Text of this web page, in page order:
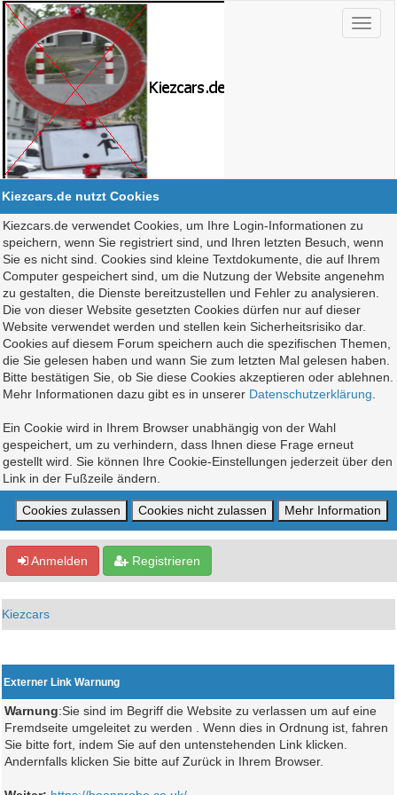
Kiezcars.de nutzt Cookies
Kiezcars.de verwendet Cookies, um Ihre Login-Informationen zu
speichern, wenn Sie registriert sind, und Ihren letzten Besuch, wenn
Sie es nicht sind. Cookies sind kleine Textdokumente, die auf Ihrem
Computer gespeichert sind, um die Nutzung der Website angenehm
zu gestalten, die Dienste bereitzustellen und Fehler zu analysieren.
Die von dieser Website gesetzten Cookies dürfen nur auf dieser
Website verwendet werden und stellen kein Sicherheitsrisiko dar.
Cookies auf diesem Forum speichern auch die spezifischen Themen,
die Sie gelesen haben und wann Sie zum letzten Mal gelesen haben.
Bitte bestätigen Sie, ob Sie diese Cookies akzeptieren oder ablehnen.
Mehr Informationen dazu gibt es in unserer Datenschutzerklärung
Ein Cookie wird in Ihrem Browser unabhängig von der Wahl
gespeichert, um zu verhindern, dass Ihnen diese Frage erneut
gestellt wird. Sie können Ihre Cookie-Einstellungen jederzeit über den
Link in der Fußzeile ändern.
Anmelden Registrieren
Kiezcars
Externer Link Warnung
Warnung:Sie sind im Begriff die Website zu verlassen um auf eine
Fremdseite umgeleitet zu werden . Wenn dies in Ordnung ist, fahren
Sie bitte fort, indem Sie auf den untenstehenden Link klicken.
Andernfalls klicken Sie bitte auf Zurück in Ihrem Browser.